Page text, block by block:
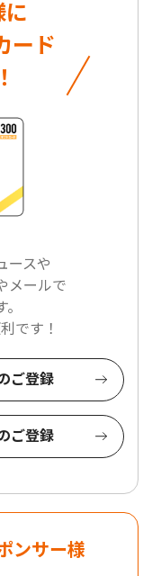
ード
ースや
メールで
です！
ご登録
ご登録
ンサー様